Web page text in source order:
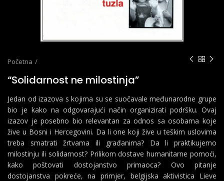
Početna
“Solidarnost ne milostinja”
Jedan od izazova s kojima su se suočavale međunarodne grupe
bio je kako na odgovarajući način organizirati podršku. Ovaj
izazov je posebno bio relevantan za odnos sa osobama koje
žive u Bosni i Hercegovini. Da li one koji žive u teškim uslovima
treba smatrati žrtvama ili građanima? Da li praktikujemo
milostinju ili solidarnost? Prilikom dostave humanitarne pomoći,
kako poštovati dostojanstvo primaoca? Ovo pitanje
dostojanstva pokreće, na primjer, belgijska aktivistica Lieve